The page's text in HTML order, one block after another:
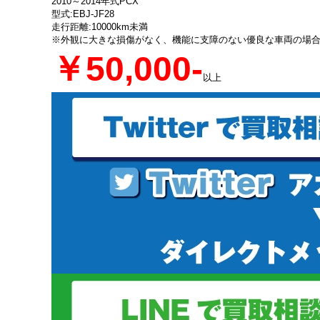
型式:EBJ-JF28
走行距離:10000km未満
※外観に大きな損傷がなく、機能に支障のない優良な車両の場
￥50,000- 以上